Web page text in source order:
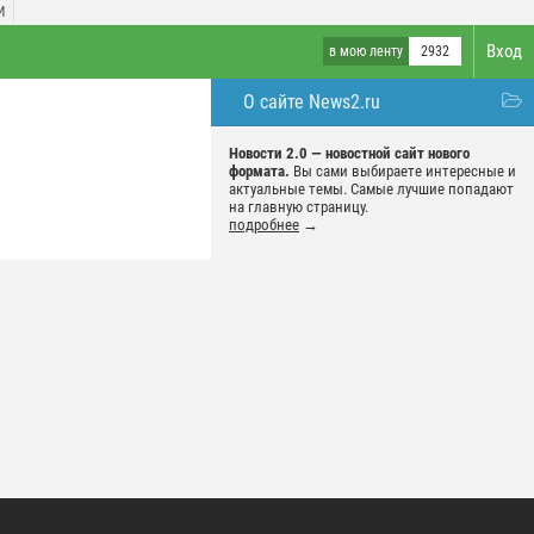
Вход
в мою ленту 2932
О сайте News2.ru
Новости 2.0 — новостной сайт нового
формата. Вы сами выбираете интересные и
актуальные темы. Самые лучшие попадают
на главную страницу.
подробнее →